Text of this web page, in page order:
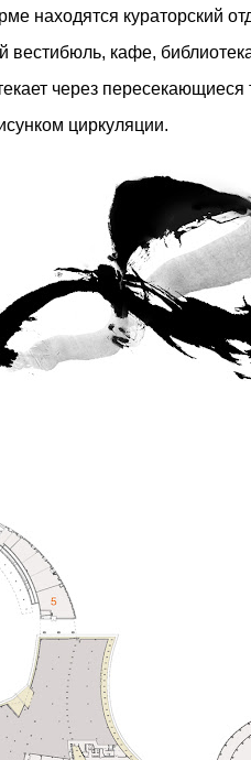
находятся кураторский
вестибюль, кафе,
через
циркуляции.